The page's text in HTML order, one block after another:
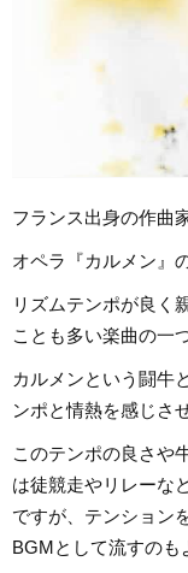
フランス出身の作曲
オペラ『カルメン』
リズムテンポが良く
ことも多い楽曲の一
カルメンという闘牛
ンポと情熱を感じさ
このテンポの良さや
は徒競走やリレーな
ですが、テンション
BGMとして流すのも